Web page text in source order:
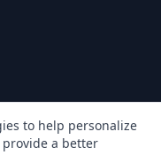
to help personalize
a better